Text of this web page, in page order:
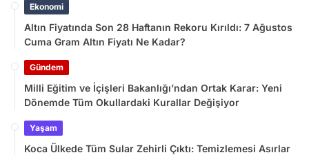
Ekonomi
Altın Fiyatında Son 28 Haftanın Rekoru Kırıldı: 7 Ağustos
Cuma Gram Altın Fiyatı Ne Kadar?
Gündem
Milli Eğitim ve İçişleri Bakanlığı’ndan Ortak Karar: Yeni
Dönemde Tüm Okullardaki Kurallar Değişiyor
Yaşam
Koca Ülkede Tüm Sular Zehirli Çıktı: Temizlemesi Asırlar